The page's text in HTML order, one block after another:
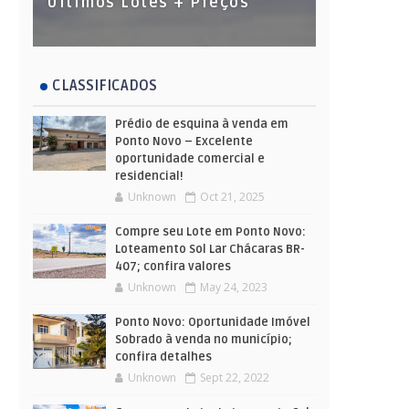
CLASSIFICADOS
Prédio de esquina à venda em
Ponto Novo – Excelente
oportunidade comercial e
residencial!
Unknown Oct 21, 2025
Compre seu Lote em Ponto Novo:
Loteamento Sol Lar Chácaras BR-
407; confira valores
Unknown May 24, 2023
Ponto Novo: Oportunidade Imóvel
Sobrado à venda no município;
confira detalhes
Unknown Sept 22, 2022